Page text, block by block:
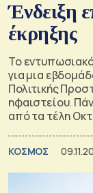
Ένδειξη
έκρηξης
Το
για μια
Πολιτικής
ηφαιστείου.
από τα τέλη
ΚΟΣΜΟΣ